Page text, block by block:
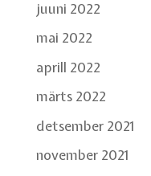
juuni 2022
mai 2022
aprill 2022
märts 2022
detsember 2021
november 2021